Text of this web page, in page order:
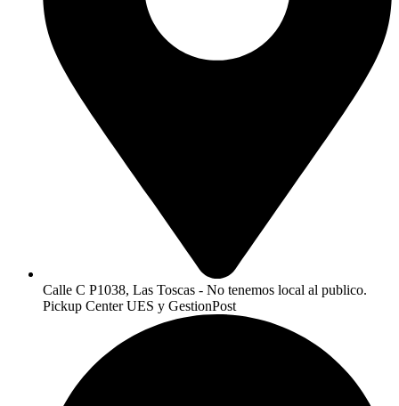
Calle C P1038, Las Toscas - No tenemos local al publico.
Pickup Center UES y GestionPost